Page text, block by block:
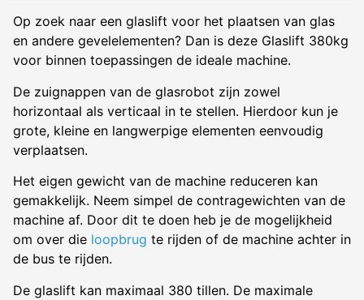
Op zoek naar een glaslift voor het plaatsen van glas
en andere gevelelementen? Dan is deze Glaslift 380kg
voor binnen toepassingen de ideale machine.
De zuignappen van de glasrobot zijn zowel
horizontaal als verticaal in te stellen. Hierdoor kun je
grote, kleine en langwerpige elementen eenvoudig
verplaatsen.
Het eigen gewicht van de machine reduceren kan
gemakkelijk. Neem simpel de contragewichten van de
machine af. Door dit te doen heb je de mogelijkheid
om over die loopbrug te rijden of de machine achter in
de bus te rijden.
De glaslift kan maximaal 380 tillen. De maximale